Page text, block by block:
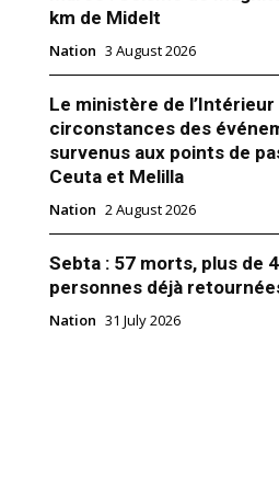
célébré le mercredi 27 mai
km de Midelt
Nation 3 August 2026
Le ministère de
circonstances des
survenus aux points de
Ceuta et Melilla
Nation 2 August 2026
Sebta : 57 morts, plus de
personnes déjà
Nation 31 July 2026